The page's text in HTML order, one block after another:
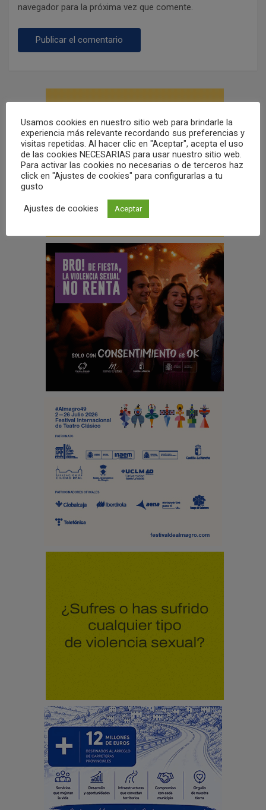
navegador para la próxima vez que comente.
Usamos cookies en nuestro sitio web para brindarle la
experiencia más relevante recordando sus preferencias y
visitas repetidas. Al hacer clic en "Aceptar", acepta el uso
de las cookies NECESARIAS para usar nuestro sitio web.
Para activar las cookies no necesarias o de terceros haz
click en "Ajustes de cookies" para configurarlas a tu
gusto
Ajustes de cookies Aceptar